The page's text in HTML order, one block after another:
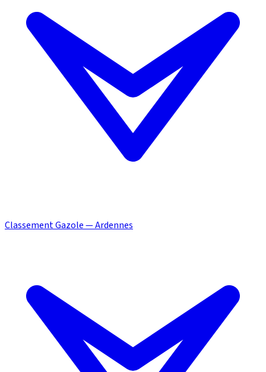
Classement Gazole — Ardennes